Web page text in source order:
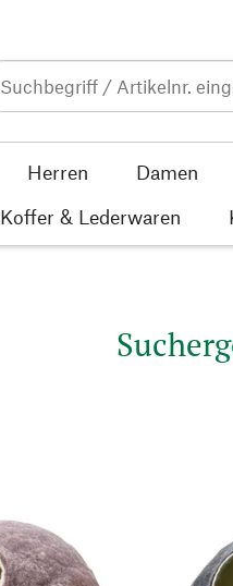
Herren Damen
Koffer & Lederwaren